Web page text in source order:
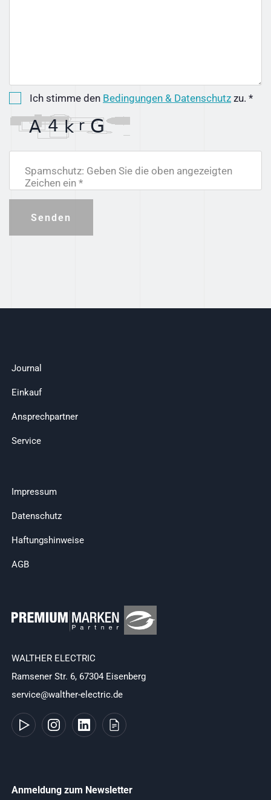
Ich stimme den Bedingungen & Datenschutz zu. *
Spamschutz: Geben Sie die oben angezeigten
Zeichen ein *
Senden
Journal
Einkauf
Ansprechpartner
Service
Impressum
Datenschutz
Haftungshinweise
AGB
WALTHER ELECTRIC
Ramsener Str. 6, 67304 Eisenberg
service@walther-electric.de
Anmeldung zum Newsletter